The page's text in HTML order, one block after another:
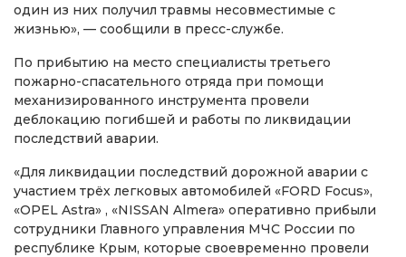
один из них получил травмы несовместимые с
жизнью», — сообщили в пресс-службе.
По прибытию на место специалисты третьего
пожарно-спасательного отряда при помощи
механизированного инструмента провели
деблокацию погибшей и работы по ликвидации
последствий аварии.
«Для ликвидации последствий дорожной аварии с
участием трёх легковых автомобилей «FORD Focus»,
«OPEL Astra» , «NISSAN Almera» оперативно прибыли
сотрудники Главного управления МЧС России по
республике Крым, которые своевременно провели